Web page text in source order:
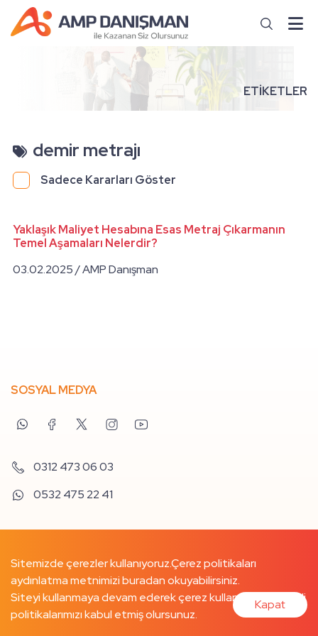
ETİKETLER
demir metrajı
Sadece Kararları Göster
Yaklaşık Maliyet Hesabına Esas Metraj Çıkarmanın
Temel Aşamaları Nelerdir?
03.02.2025 / AMP Danışman
SOSYAL MEDYA
0312 473 06 03
0532 475 22 41
Sitemizde çerezler kullanıyoruz.Çerez politikaları
aydınlatma metnimizi buradanokuyabilirsiniz.
Siteyi kullanmaya devam ederek çerez kullanımımızı ve ilgili
politikalarımızı kabul etmiş olursunuz.
Kapat